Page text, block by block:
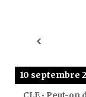
10 septembre